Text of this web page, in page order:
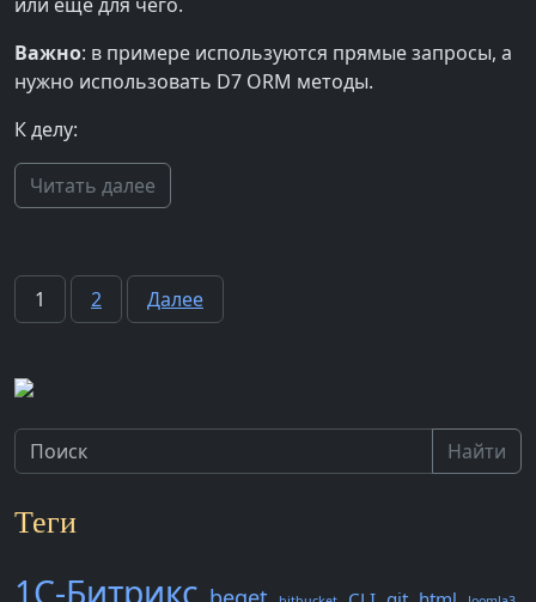
Важно: в примере используются прямые запросы, а
нужно использовать D7 ORM методы.
К делу:
Читать далее
Пагинация
1 2 Далее
Найти
Теги
1С-Битрикс